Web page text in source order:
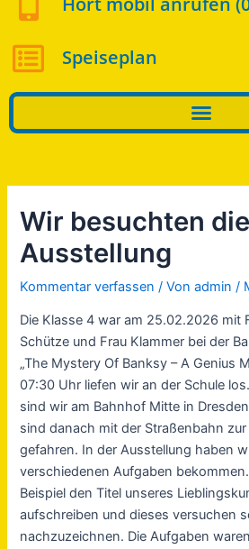
Speiseplan
Wir besuchten
Ausstellung
Kommentar verfassen / Vonadmin /
Die Klasse 4 war am 25.02.2026 mit
Schütze und Frau Klammer bei der
„The Mystery Of Banksy – A Genius
07:30 Uhr liefen wir an der Schule
sind wir am Bahnhof Mitte in
sind danach mit der Straßenbahn
gefahren. In der Ausstellung haben
verschiedenen Aufgaben
Beispiel den Titel unseres
aufschreiben und dieses versuchen
nachzuzeichnen. Die Aufgaben